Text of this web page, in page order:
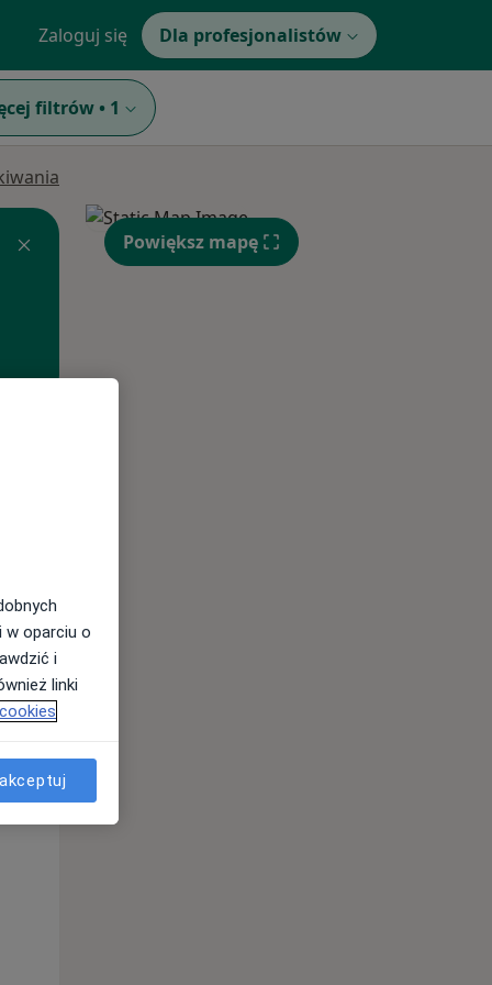
Zaloguj się Dla profesjonalistów
filtrów • 1
Pon,
Powiększ mapę
w oparciu o
i
linki